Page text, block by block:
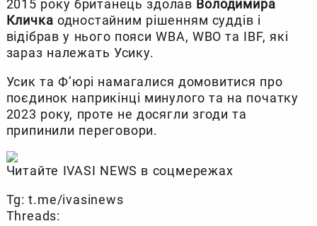
2015 року британець здолав Володимира
Кличка одностайним рішенням суддів і
відібрав у нього пояси WBA, WBO та IBF, які
зараз належать Усику.
Усик та Ф’юрі намагалися домовитися про
поєдинок наприкінці минулого та на початку
2023 року, проте не досягли згоди та
припинили переговори.
Читайте IVASI NEWS в соцмережах
Tg: t.me/ivasinews
Threads: